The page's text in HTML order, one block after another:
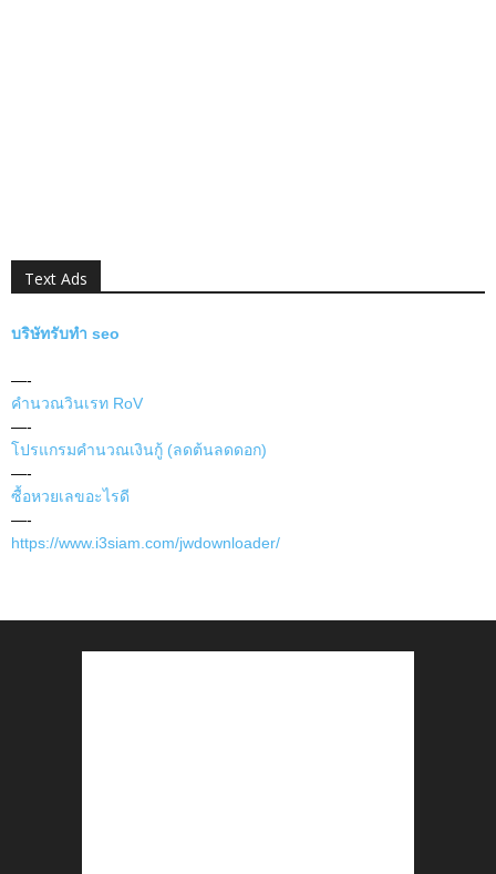
Text Ads
บริษัทรับทำ seo
—-
คำนวณวินเรท RoV
—-
โปรแกรมคำนวณเงินกู้ (ลดต้นลดดอก)
—-
ซื้อหวยเลขอะไรดี
—-
https://www.i3siam.com/jwdownloader/